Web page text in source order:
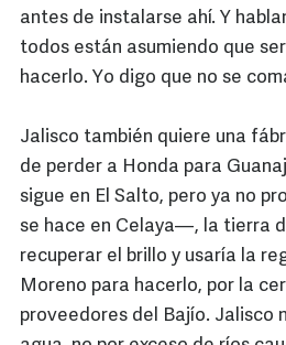
antes de instalarse ahí. Y
todos están asumiendo que
hacerlo. Yo digo que no se
Jalisco también quiere una
de perder a Honda para
sigue en El Salto, pero ya no
se hace en Celaya—, la tierra
recuperar el brillo y usaría la
Moreno para hacerlo, por la
proveedores del Bajío. Jalisco